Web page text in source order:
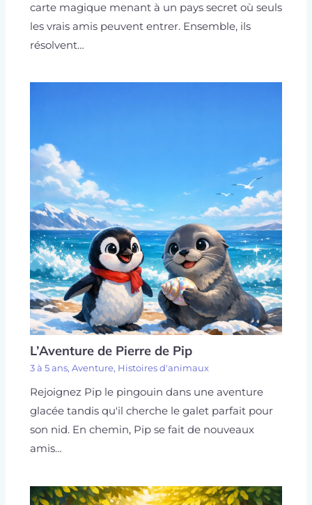
carte magique menant à un pays secret où seuls
les vrais amis peuvent entrer. Ensemble, ils
résolvent…
L’Aventure de Pierre de Pip
3 à 5 ans, Aventure, Histoires d'animaux
Rejoignez Pip le pingouin dans une aventure
glacée tandis qu'il cherche le galet parfait pour
son nid. En chemin, Pip se fait de nouveaux
amis…